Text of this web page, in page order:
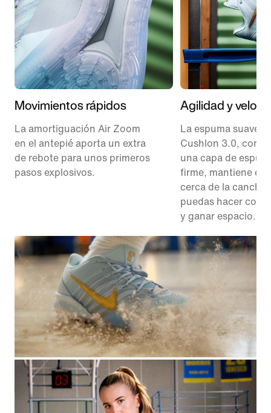
Movimientos rápidos
La amortiguación Air Zoom
en el antepié aporta un extra
de rebote para unos primeros
pasos explosivos.
Agilidad y
La espuma suave
Cushlon 3.0,
una capa de
firme, mantiene el
cerca de la cancha
puedas hacer
y ganar espacio.